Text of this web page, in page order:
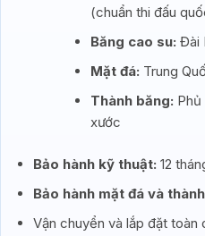
(chuẩn thi đấu
Băng cao su: Đài
Mặt đá: Trung
Thành băng:
xước
Bảo hành kỹ thuật: 12
Bảo hành mặt đá và
Vận chuyển và lắp đặt toàn